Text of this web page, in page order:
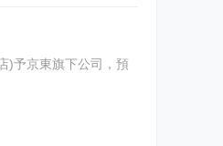
)予京東旗下公司，預